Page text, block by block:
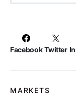
Facebook Twitter
MARKETS